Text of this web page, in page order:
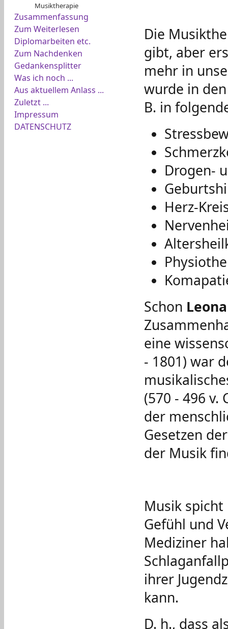
Musiktherapie
Zusammenfassung
Zum Weiterlesen
Diplomarbeiten etc.
Zum Nachdenken
Gedankensplitter
Was ich noch ...
Aus aktuellem Anlass ...
Zuletzt ...
Impressum
DATENSCHUTZ
Die
gibt, aber
mehr in
wurde in
B. in
Drogen-
Herz-
Schon
eine
- 1801) war
(570 - 496 v.
der
Gesetzen
der Musik
Musik
Gefühl und
Mediziner
ihrer
kann.
D. h., dass